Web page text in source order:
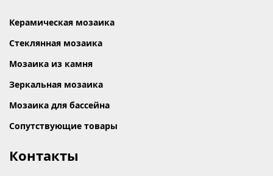
Керамическая мозаика
Стеклянная мозаика
Мозаика из камня
Зеркальная мозаика
Мозаика для бассейна
Сопутствующие товары
Контакты